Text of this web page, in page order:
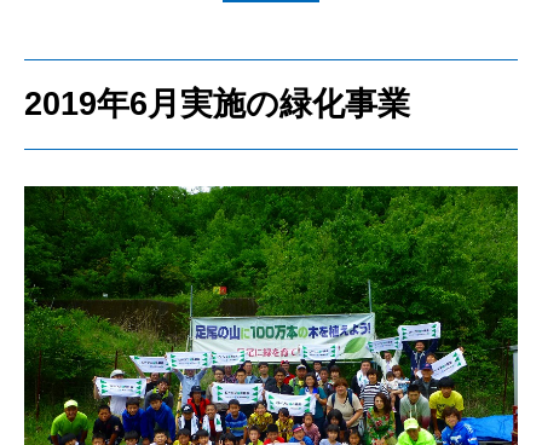
2019年6月実施の緑化事業